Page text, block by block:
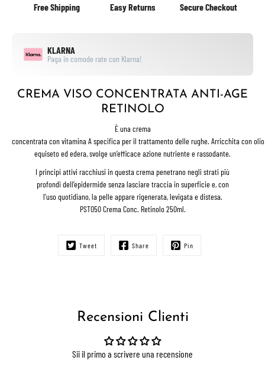
Free Shipping Easy Returns Secure Checkout
KLARNA
Paga in comode rate con Klarna!
CREMA VISO CONCENTRATA ANTI-AGE
RETINOLO
È una crema
concentrata convitamina Aspecifica peril trattamentodelle rughe. Arricchita conolio
equisetoed edera,svolge un’efficace azione nutriente e rassodante.
I principi attivi racchiusi inquesta crema penetranonegli strati più
profondi dell’epidermide senza lasciare traccia in superficie e, con
l’uso quotidiano, la pelle appare rigenerata, levigata e distesa.
PST050 Crema Conc. Retinolo 250ml.
Tweet Share Pin
Recensioni Clienti
Sii il primo a scrivere una recensione